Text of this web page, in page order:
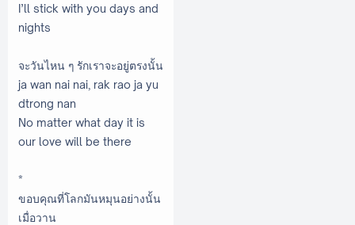
I’ll stick with you days and
nights
จะวันไหน ๆ รักเราจะอยู่ตรงนั้น
ja wan nai nai, rak rao ja yu
dtrong nan
No matter what day it is
our love will be there
*
ขอบคุณที่โลกมันหมุนอย่างนั้น
เมื่อวาน